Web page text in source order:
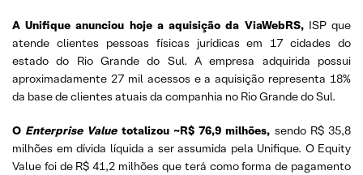
A Unifique anunciou hoje a aquisição da ViaWebRS,ISP que
atende clientes pessoas físicas jurídicas em 17 cidades do
estado do Rio Grande do Sul. A empresa adquirida possui
aproximadamente 27 mil acessos e a aquisição representa 18%
da base de clientes atuais da companhia no Rio Grande do Sul.
O Enterprise Valuetotalizou ~R$ 76,9 milhões, sendo R$ 35,8
milhões em dívida líquida a ser assumida pela Unifique. O Equity
Value foi de R$ 41,2 milhões que terá como forma de pagamento